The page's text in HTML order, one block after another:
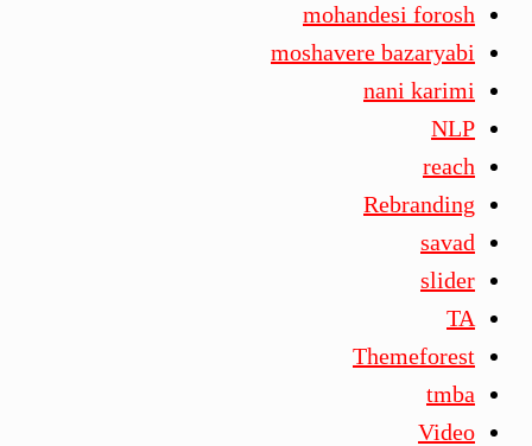
mohandesi forosh
moshavere bazaryabi
nani karimi
NLP
reach
Rebranding
savad
slider
TA
Themeforest
tmba
Video